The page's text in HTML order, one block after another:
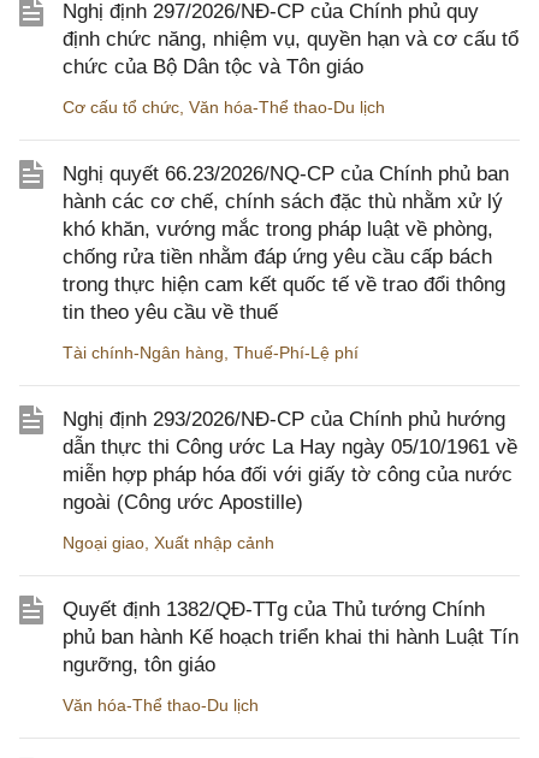
Nghị định 297/2026/NĐ-CP của Chính phủ quy
định chức năng, nhiệm vụ, quyền hạn và cơ cấu tổ
chức của Bộ Dân tộc và Tôn giáo
Cơ cấu tổ chức Văn hóa-Thể thao-Du lịch
Nghị quyết 66.23/2026/NQ-CP của Chính phủ ban
hành các cơ chế, chính sách đặc thù nhằm xử lý
khó khăn, vướng mắc trong pháp luật về phòng,
chống rửa tiền nhằm đáp ứng yêu cầu cấp bách
trong thực hiện cam kết quốc tế về trao đổi thông
tin theo yêu cầu về thuế
Tài chính-Ngân hàng Thuế-Phí-Lệ phí
Nghị định 293/2026/NĐ-CP của Chính phủ hướng
dẫn thực thi Công ước La Hay ngày 05/10/1961 về
miễn hợp pháp hóa đối với giấy tờ công của nước
ngoài (Công ước Apostille)
Ngoại giao Xuất nhập cảnh
Quyết định 1382/QĐ-TTg của Thủ tướng Chính
phủ ban hành Kế hoạch triển khai thi hành Luật Tín
ngưỡng, tôn giáo
Văn hóa-Thể thao-Du lịch